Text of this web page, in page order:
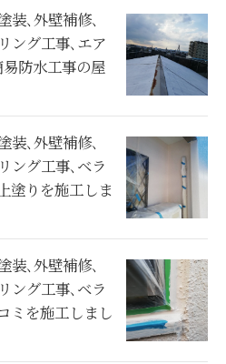
装､外壁補修､
ング工事､エア
防水工事の屋
装､外壁補修､
ング工事､ベラ
塗りを施工しま
装､外壁補修､
ング工事､ベラ
ミを施工しまし